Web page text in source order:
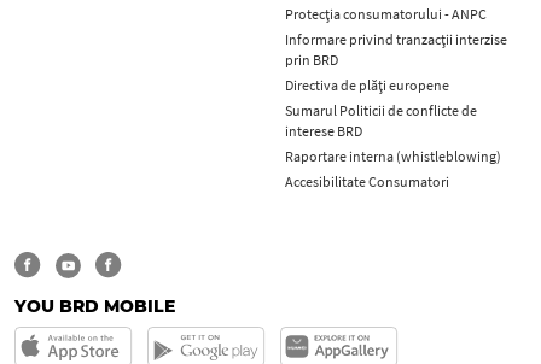
Protecţia consumatorului - ANPC
Informare privind tranzacții interzise
prin BRD
Directiva de plăți europene
Sumarul Politicii de conflicte de
interese BRD
Raportare interna (whistleblowing)
Accesibilitate Consumatori
YOU BRD MOBILE